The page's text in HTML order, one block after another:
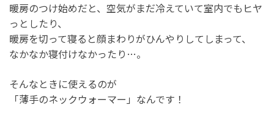
暖房のつけ始めだと、空気がまだ冷えていて室内でもヒヤ
っとしたり、
暖房を切って寝ると顔まわりがひんやりしてしまって、
なかなか寝付けなかったり…。
そんなときに使えるのが
「薄手のネックウォーマー」なんです！